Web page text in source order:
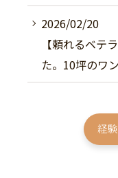
2026/02/20
【頼れるベテ
た。10坪のワ
経